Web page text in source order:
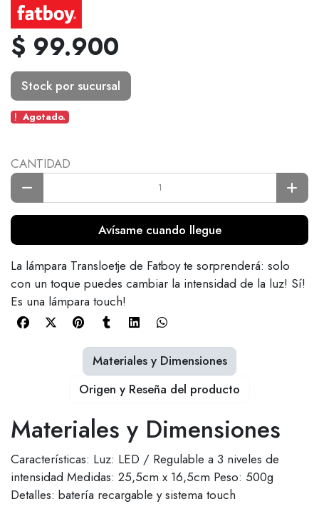
$ 99.900
Stock por sucursal
Agotado.
CANTIDAD
Avísame cuando llegue
La lámpara Transloetje de Fatboy te sorprenderá: solo
con un toque puedes cambiar la intensidad de la luz! Sí!
Es una lámpara touch!
Materiales y Dimensiones
Características: Luz: LED / Regulable a 3 niveles de
intensidad Medidas: 25,5cm x 16,5cm Peso: 500g
Detalles: batería recargable y sistema touch
Materiales y Dimensiones
Origen y Reseña del producto